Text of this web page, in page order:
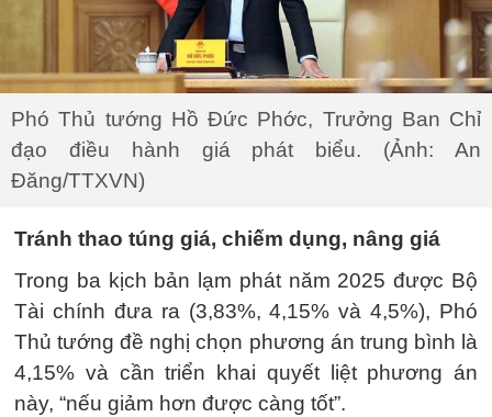
Phó Thủ tướng Hồ Đức Phớc, Trưởng Ban Chỉ
đạo điều hành giá phát biểu. (Ảnh: An
Đăng/TTXVN)
Tránh thao túng giá, chiếm dụng, nâng giá
Trong ba kịch bản lạm phát năm 2025 được Bộ
Tài chính đưa ra (3,83%, 4,15% và 4,5%), Phó
Thủ tướng đề nghị chọn phương án trung bình là
4,15% và cần triển khai quyết liệt phương án
này, “nếu giảm hơn được càng tốt”.